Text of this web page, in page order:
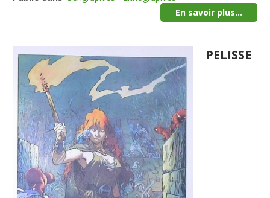
En savoir plus...
PELISSE